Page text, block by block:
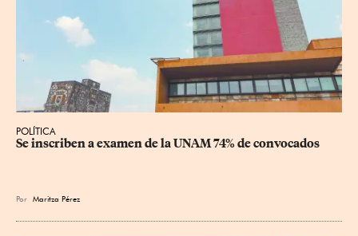
POLÍTICA
Se inscriben a examen de la UNAM 74% de convocados
Por Maritza Pérez